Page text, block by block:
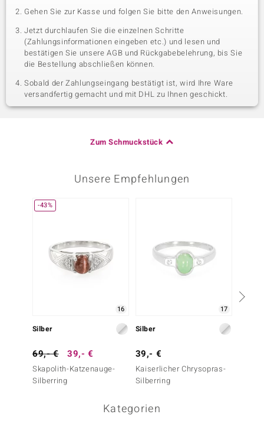
Gehen Sie zur Kasse und folgen Sie bitte den Anweisungen.
Jetzt durchlaufen Sie die einzelnen Schritte
(Zahlungsinformationen eingeben etc.) und lesen und
bestätigen Sie unsere AGB und Rückgabebelehrung, bis Sie
die Bestellung abschließen können.
Sobald der Zahlungseingang bestätigt ist, wird Ihre Ware
versandfertig gemacht und mit DHL zu Ihnen geschickt.
Zum Schmuckstück
Unsere Empfehlungen
-43%
16
Silber
69,- € 39,- €
Skapolith-Katzenauge-
Silberring
17
Silber
39,- €
Kaiserlicher Chrysopras-
Silberring
Kategorien